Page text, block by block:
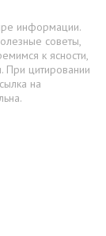
информации.
советы,
к ясности,
При цитировании
на